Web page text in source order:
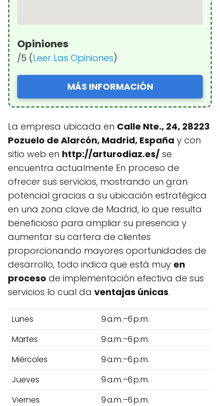
Opiniones
/5 (Leer Las Opiniones)
MÁS INFORMACIÓN
La empresa ubicada en Calle Nte., 24, 28223
Pozuelo de Alarcón, Madrid, España y con
sitio web en http://arturodiaz.es/ se
encuentra actualmente En proceso de
ofrecer sus servicios, mostrando un gran
potencial gracias a su ubicación estratégica
en una zona clave de Madrid, lo que resulta
beneficioso para ampliar su presencia y
aumentar su cartera de clientes
proporcionando mayores oportunidades de
desarrollo, todo indica que está muy en
proceso de implementación efectiva de sus
servicios lo cual da ventajas únicas.
Lunes
9 a.m.–6 p.m.
Martes
9 a.m.–6 p.m.
Miércoles
9 a.m.–6 p.m.
Jueves
9 a.m.–6 p.m.
Viernes
9 a.m.–6 p.m.